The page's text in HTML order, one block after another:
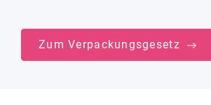
Zum Verpackungsgesetz